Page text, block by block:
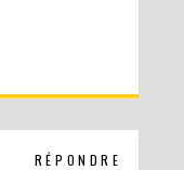
RÉPONDRE